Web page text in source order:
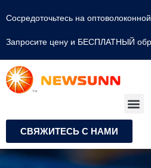
Сосредоточьтесь на
Запросите цену и БЕСПЛАТНЫЙ
СВЯЖИТЕСЬ С НАМИ